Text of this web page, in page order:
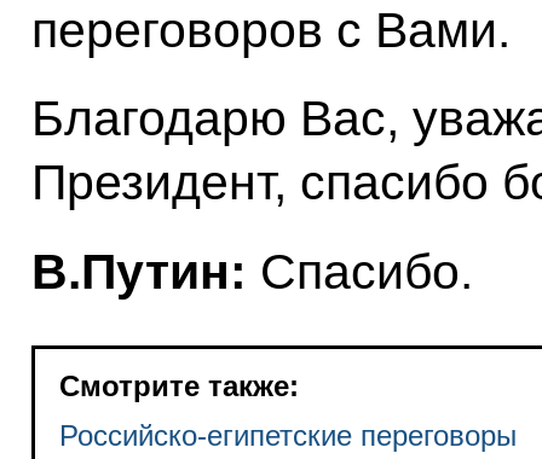
переговоров с Вами.
Благодарю Вас,
Президент, спасибо
В.Путин: Спасибо.
Смотрите также:
Российско-египетские переговоры